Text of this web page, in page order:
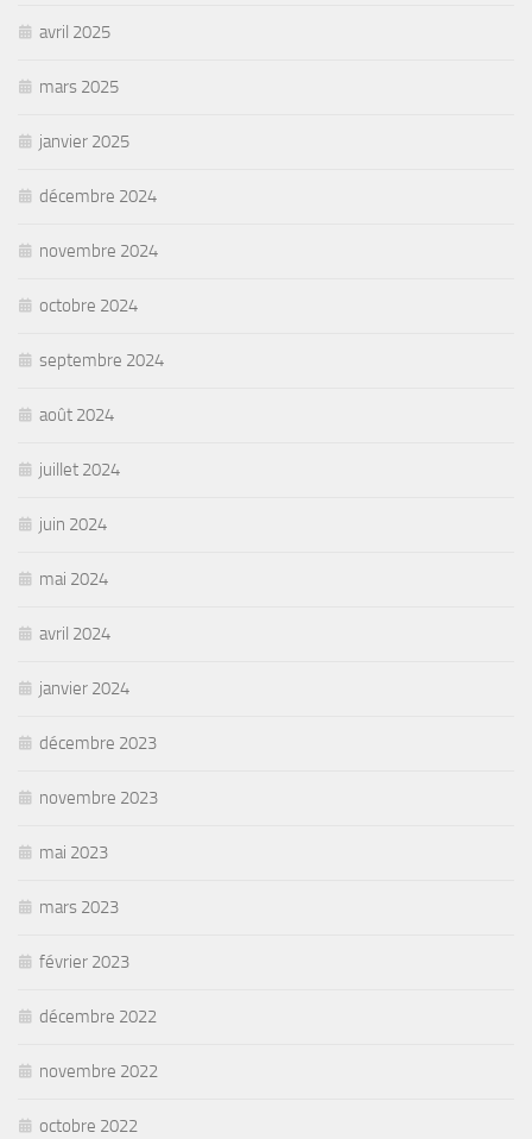
avril 2025
mars 2025
janvier 2025
décembre 2024
novembre 2024
octobre 2024
septembre 2024
août 2024
juillet 2024
juin 2024
mai 2024
avril 2024
janvier 2024
décembre 2023
novembre 2023
mai 2023
mars 2023
février 2023
décembre 2022
novembre 2022
octobre 2022